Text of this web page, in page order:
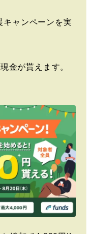
キャンペーンを実
金が貰えます。